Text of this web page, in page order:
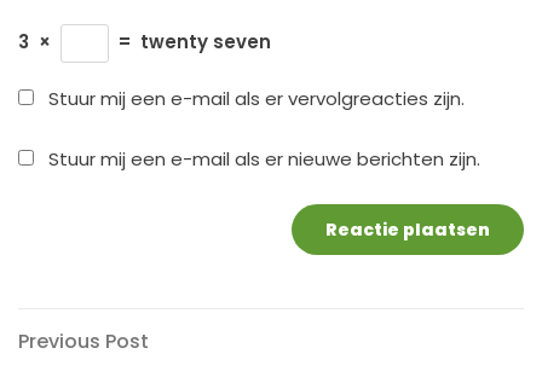
3 × = twenty seven
Stuur mij een e-mail als er vervolgreacties zijn.
Stuur mij een e-mail als er nieuwe berichten zijn.
Berichtnavigatie
Previous
Previous Post